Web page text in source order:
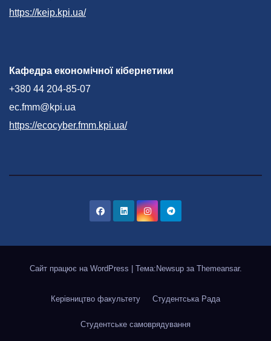
https://keip.kpi.ua/
Кафедра економічної кібернетики
+380 44 204-85-07
ec.fmm@kpi.ua
https://ecocyber.fmm.kpi.ua/
Сайт працює на WordPress Тема:Newsup за Themeansar.
Керівництво факультету Студентська Рада
Студентське самоврядування